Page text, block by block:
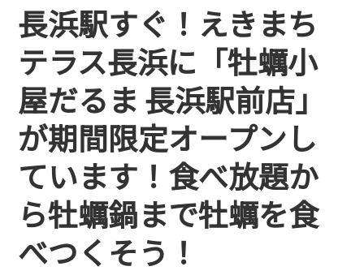
長浜駅すぐ！えきまち
テラス長浜に「牡蠣小
屋だるま 長浜駅前店」
が期間限定オープンし
ています！食べ放題か
ら牡蠣鍋まで牡蠣を食
べつくそう！